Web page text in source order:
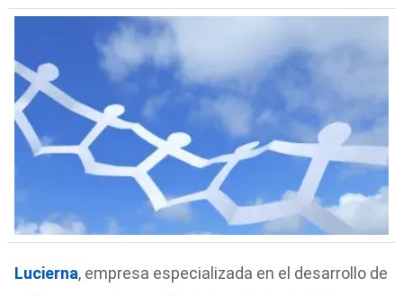
Lucierna, empresa especializada en el desarrollo de